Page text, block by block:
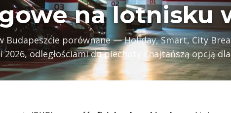
na lotnisku
Budapeszcie porównane — Holiday, Smart, City
odległościami do piechoty i najtańszą opcją